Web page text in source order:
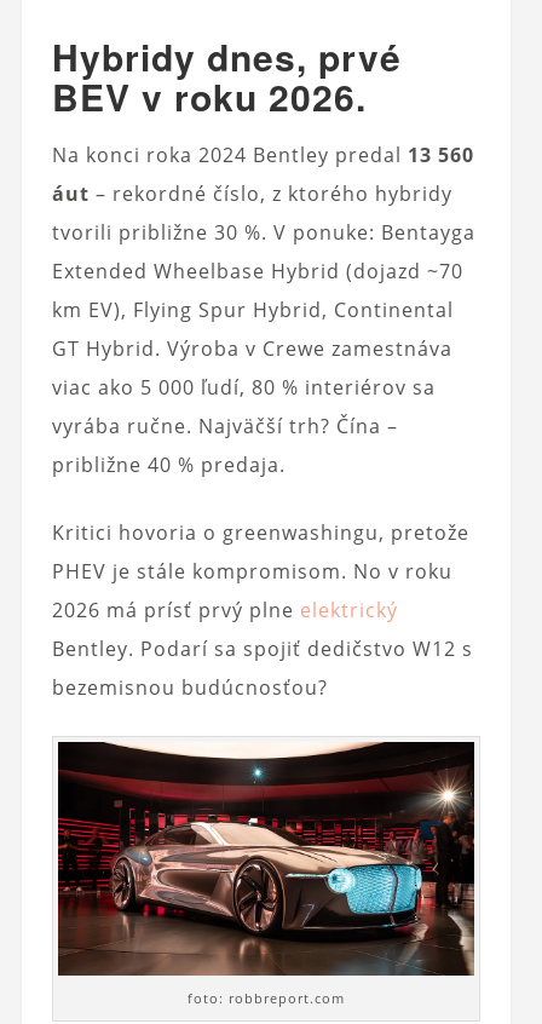
Hybridy dnes, prvé
BEV v roku 2026.
Na konci roka 2024 Bentley predal 13 560
áut – rekordné číslo, z ktorého hybridy
tvorili približne 30 %. V ponuke: Bentayga
Extended Wheelbase Hybrid (dojazd ~70
km EV), Flying Spur Hybrid, Continental
GT Hybrid. Výroba v Crewe zamestnáva
viac ako 5 000 ľudí, 80 % interiérov sa
vyrába ručne. Najväčší trh? Čína –
približne 40 % predaja.
Kritici hovoria o greenwashingu, pretože
PHEV je stále kompromisom. No v roku
2026 má prísť prvý plne elektrický
Bentley. Podarí sa spojiť dedičstvo W12 s
bezemisnou budúcnosťou?
foto: robbreport.com